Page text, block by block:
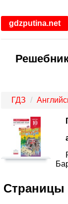
gdzputina.net
ГДЗ
Страницы